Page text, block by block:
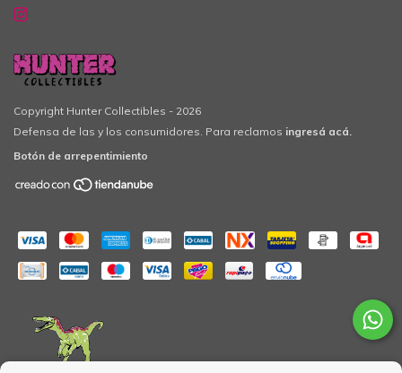
Copyright Hunter Collectibles - 2026
Defensa de las y los consumidores. Para reclamos ingresá acá.
Botón de arrepentimiento